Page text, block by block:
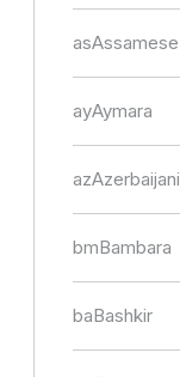
asAssamese
ayAymara
azAzerbaijani
bmBambara
baBashkir